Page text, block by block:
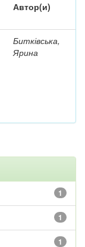
Автор(и)
Битківська,
Ярина
1
1
1